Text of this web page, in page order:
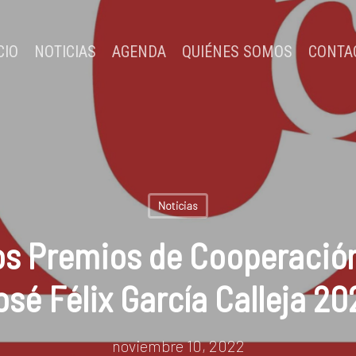
NOTICIAS AGENDA QUIÉNES SOMOS
Noticias
Premios de
Félix García Calleja
noviembre 10, 2022